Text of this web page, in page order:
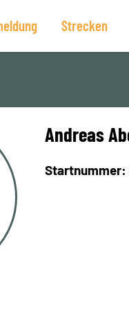
Strecken
Andreas
Startnummer: